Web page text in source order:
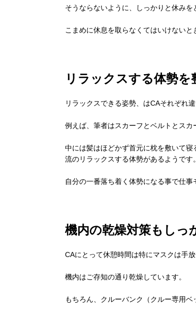
そうならないように、しっかりと休みを
こまめに休息を取らなくてはいけないと
リラックスする体勢を
リラックスできる姿勢、はCAそれぞれ違
例えば、筆者はスカーフとベルトとスカ
中には髪はほどかず首元に枕を敷いて
流のリラックスする体勢があるようです。
自分の一番落ち着く体勢になる事で仕
機内の乾燥対策もしっ
CAにとって休憩時間は特にマスクは手放
機内はご存知の通り乾燥しています。
もちろん、クルーバンク（クルー専用ベ